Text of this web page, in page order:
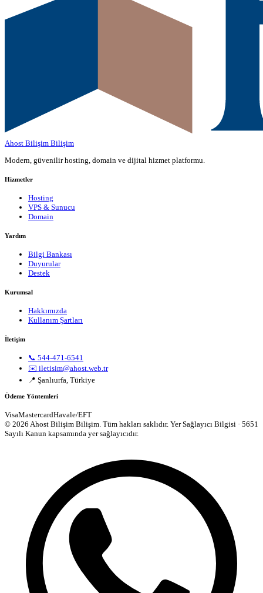
Ahost Bilişim Bilişim
Modern, güvenilir hosting, domain ve dijital hizmet platformu.
Hizmetler
Hosting
VPS & Sunucu
Domain
Yardım
Bilgi Bankası
Duyurular
Destek
Kurumsal
Hakkımızda
Kullanım Şartları
İletişim
📞 544-471-6541
✉️ iletisim@ahost.web.tr
📍 Şanlıurfa, Türkiye
Ödeme Yöntemleri
VisaMastercardHavale/EFT
© 2026 Ahost Bilişim Bilişim. Tüm hakları saklıdır. Yer Sağlayıcı Bilgisi · 5651
Sayılı Kanun kapsamında yer sağlayıcıdır.